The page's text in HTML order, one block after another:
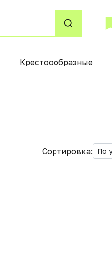
Крестоообразные
Сортировка: